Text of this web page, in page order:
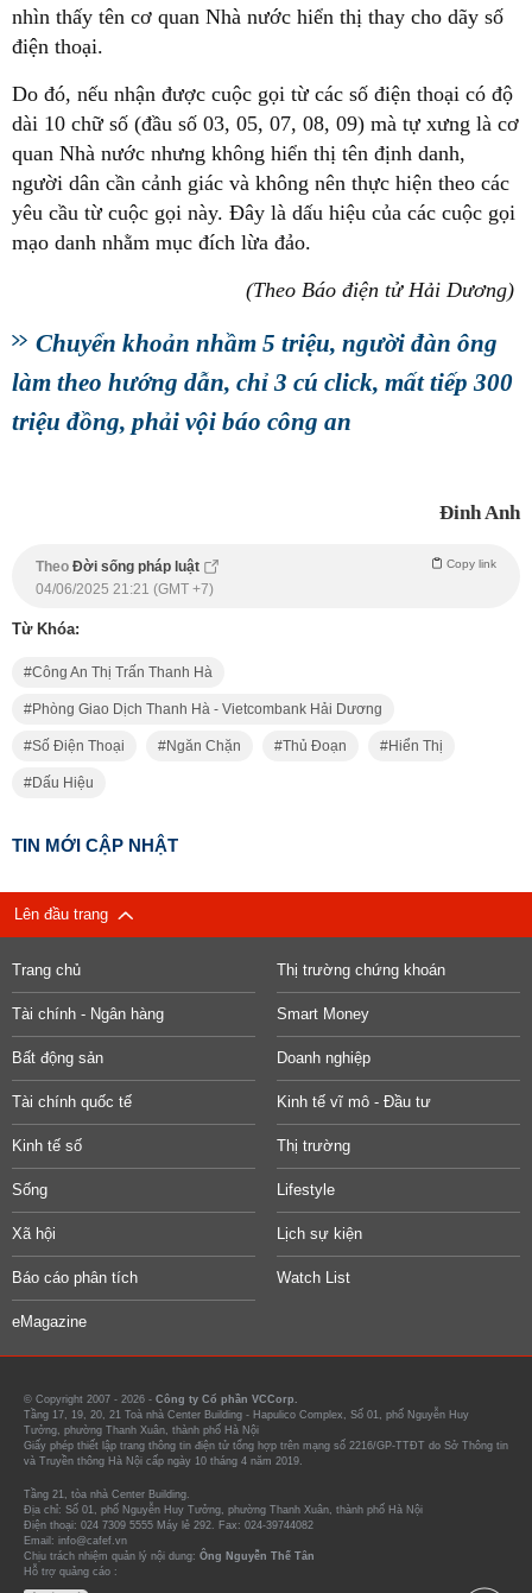
nhìn thấy tên cơ quan Nhà nước hiển thị thay cho dãy số
điện thoại.
Do đó, nếu nhận được cuộc gọi từ các số điện thoại có độ
dài 10 chữ số (đầu số 03, 05, 07, 08, 09) mà tự xưng là cơ
quan Nhà nước nhưng không hiển thị tên định danh,
người dân cần cảnh giác và không nên thực hiện theo các
yêu cầu từ cuộc gọi này. Đây là dấu hiệu của các cuộc gọi
mạo danh nhằm mục đích lừa đảo.
(Theo Báo điện tử Hải Dương)
Chuyển khoản nhầm 5 triệu, người đàn ông
làm theo hướng dẫn, chỉ 3 cú click, mất tiếp 300
triệu đồng, phải vội báo công an
Đinh Anh
Theo Đời sống pháp luật Copy link
04/06/2025 21:21 (GMT +7)
Từ Khóa:
Công An Thị Trấn Thanh Hà
Phòng Giao Dịch Thanh Hà - Vietcombank Hải Dương
Số Điện Thoại Ngăn Chặn Thủ Đoạn Hiển Thị
Dấu Hiệu
TIN MỚI CẬP NHẬT
Lên đầu trang
Trang chủ Thị trường chứng khoán
Tài chính - Ngân hàng Smart Money
Bất động sản Doanh nghiệp
Tài chính quốc tế Kinh tế vĩ mô - Đầu tư
Kinh tế số Thị trường
Sống Lifestyle
Xã hội Lịch sự kiện
Báo cáo phân tích Watch List
eMagazine
© Copyright 2007 - 2026 - Công ty Cổ phần VCCorp.
Tầng 17, 19, 20, 21 Toà nhà Center Building - Hapulico Complex, Số 01, phố Nguyễn Huy
Tưởng, phường Thanh Xuân, thành phố Hà Nội
Giấy phép thiết lập trang thông tin điện tử tổng hợp trên mạng số 2216/GP-TTĐT do Sở Thông tin
và Truyền thông Hà Nội cấp ngày 10 tháng 4 năm 2019.
Tầng 21, tòa nhà Center Building.
Địa chỉ: Số 01, phố Nguyễn Huy Tưởng, phường Thanh Xuân, thành phố Hà Nội
Điện thoại: 024 7309 5555 Máy lẻ 292. Fax: 024-39744082
Email: info@cafef.vn
Chịu trách nhiệm quản lý nội dung: Ông Nguyễn Thế Tân
Hỗ trợ quảng cáo :